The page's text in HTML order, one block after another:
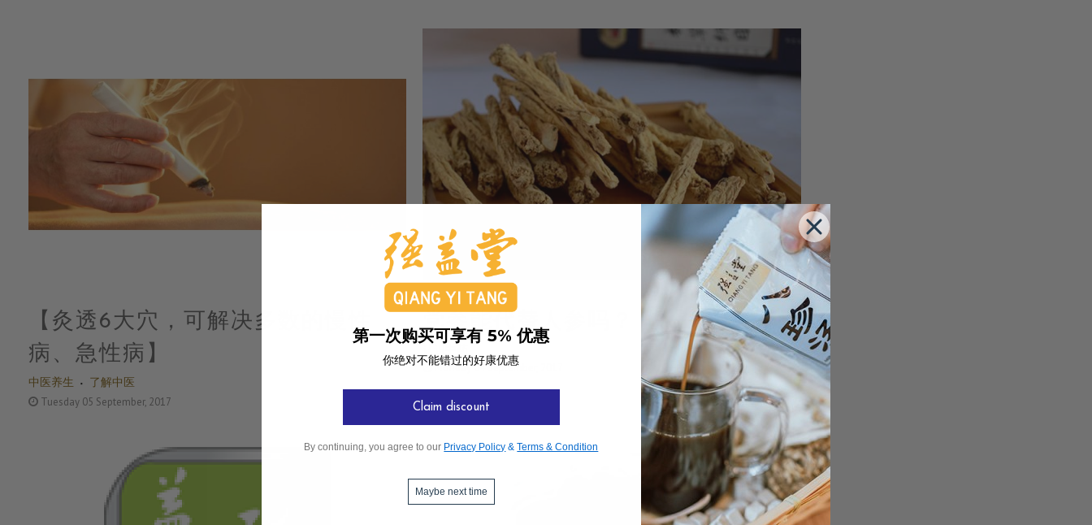
中医养生 了解中医
【灸透6大穴，可解决多数的慢性
病、急性病】
Tuesday 05 September, 2017
党参能代替人参吗？
Monday 04 September, 2017
第一次购买可享有 5% 优惠
你绝对不能错过的好康优惠
Claim discount
By continuing, you agree to our Privacy Policy &Terms & Condition
Maybe next time